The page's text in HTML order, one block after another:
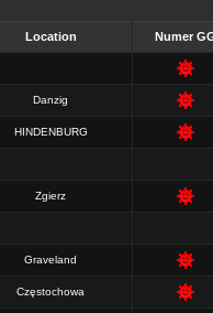
Location Numer
Danzig
HINDENBURG
Zgierz
Graveland
Częstochowa